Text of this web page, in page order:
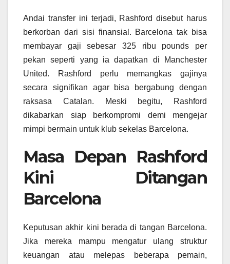
Andai transfer ini terjadi, Rashford disebut harus
berkorban dari sisi finansial. Barcelona tak bisa
membayar gaji sebesar 325 ribu pounds per
pekan seperti yang ia dapatkan di Manchester
United. Rashford perlu memangkas gajinya
secara signifikan agar bisa bergabung dengan
raksasa Catalan. Meski begitu, Rashford
dikabarkan siap berkompromi demi mengejar
mimpi bermain untuk klub sekelas Barcelona.
Masa Depan Rashford
Kini Ditangan
Barcelona
Keputusan akhir kini berada di tangan Barcelona.
Jika mereka mampu mengatur ulang struktur
keuangan atau melepas beberapa pemain,